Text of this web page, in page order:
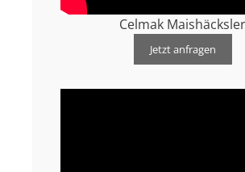
Celmak Maishäcksler
Jetzt anfragen